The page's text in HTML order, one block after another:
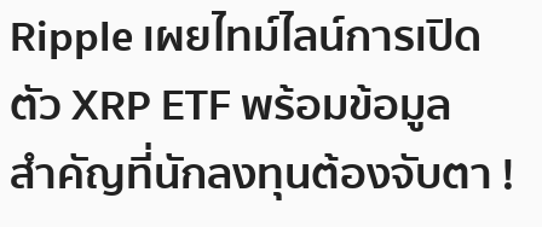
Ripple เผยไทม์ไลน์การเปิด
ตัว XRP ETF พร้อมข้อมูล
สำคัญที่นักลงทุนต้องจับตา !